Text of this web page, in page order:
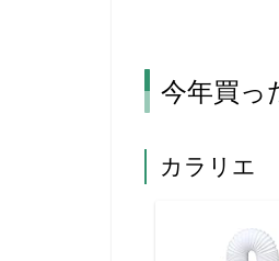
今年買っ
カラリエ